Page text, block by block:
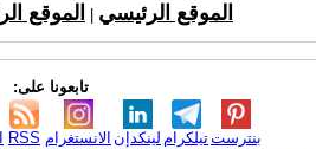
الموقع الرئيسي الموقع
تابعونا على:
RSS الانستغرام لينكدإن تيلكرامبنترست